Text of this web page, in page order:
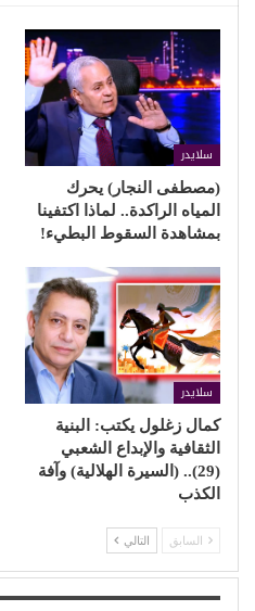
سلايدر
(مصطفى النجار) يحرك
المياه الراكدة.. لماذا اكتفينا
بمشاهدة السقوط البطيء!
سلايدر
كمال زغلول يكتب: البنية
الثقافية والإبداع الشعبي
(29).. (السيرة الهلالية) وآفة
الكذب
السابق التالي